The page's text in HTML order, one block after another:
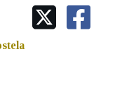
CORPORATIVA
ADALID
EMILIA PARDO